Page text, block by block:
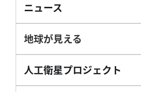
ニュース
地球が見える
人工衛星プロジェクト